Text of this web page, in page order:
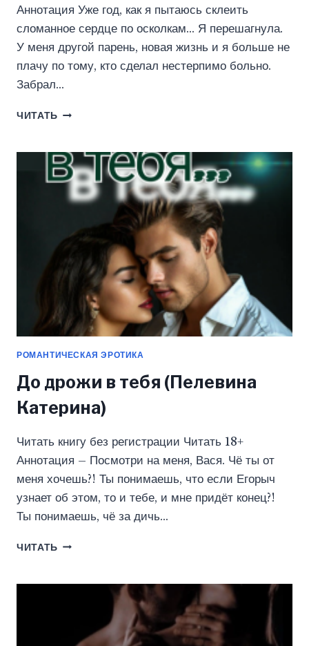
Аннотация Уже год, как я пытаюсь склеить
сломанное сердце по осколкам… Я перешагнула.
У меня другой парень, новая жизнь и я больше не
плачу по тому, кто сделал нестерпимо больно.
Забрал…
ЧИТАТЬ СВОДНЫЕ.
(ПЕЛЕВИНА
КАТЕРИНА)
РОМАНТИЧЕСКАЯ ЭРОТИКА
До дрожи в тебя (Пелевина
Катерина)
Читать книгу без регистрации Читать 18+
Аннотация – Посмотри на меня, Вася. Чё ты от
меня хочешь?! Ты понимаешь, что если Егорыч
узнает об этом, то и тебе, и мне придёт конец?!
Ты понимаешь, чё за дичь…
ЧИТАТЬ ДО
(ПЕЛЕВИНА
КАТЕРИНА)